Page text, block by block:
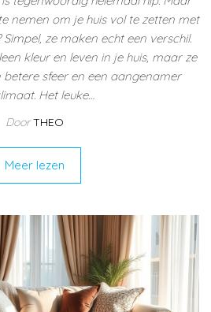
nemen om je huis vol te zetten met
ze maken echt een verschil.
kleur en leven in je huis, maar ze
sfeer en een aangenamer
Het leuke…
Door THEO
Meer lezen